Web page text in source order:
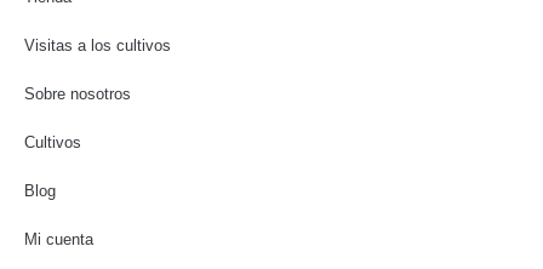
Visitas a los cultivos
Sobre nosotros
Cultivos
Blog
Mi cuenta